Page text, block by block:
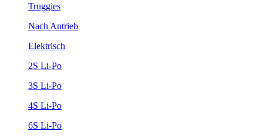
Truggies
Nach Antrieb
Elektrisch
2S Li-Po
3S Li-Po
4S Li-Po
6S Li-Po